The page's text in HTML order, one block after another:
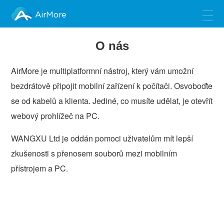
AirMore
O nás
AirMore je multiplatformní nástroj, který vám umožní
bezdrátově připojit mobilní zařízení k počítači. Osvoboďte
se od kabelů a klienta. Jediné, co musíte udělat, je otevřít
webový prohlížeč na PC.
WANGXU Ltd je oddán pomoci uživatelům mít lepší
zkušenosti s přenosem souborů mezi mobilním
přístrojem a PC.